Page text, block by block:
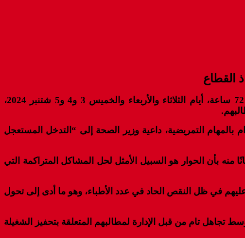
القطاع
أعلنت النقابة المستقلة للممرضين وتقنيي الصحة بطاطا، عن الدخول في إضراب إقليمي عن العمل لمدة 72 ساعة، أيام الثلاثاء والأربعاء والخميس 3 و4 و5 شتنبر 2024،
بالمهام التمريضية، داعية وزير الصحة إلى “التدخل المستعجل
منه بأن الحوار هو السبيل الأمثل لحل المشاكل المتراكمة التي
مما يزيد الضغط عليهم في ظل النقص الحاد في عدد الأطباء، وهو ما أدى إلى تحول
تام من قبل الإدارة لمطالبهم المتعلقة بتحفيز الشغيلة